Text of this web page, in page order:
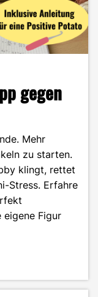
gegen
Mehr
zu starten.
klingt, rettet
Stress. Erfahre
Figur